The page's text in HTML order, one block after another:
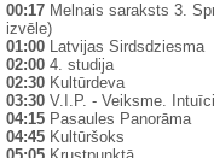
00:17Melnais saraksts 3.
izvēle)
01:00Latvijas Sirdsdziesma
02:004. studija
02:30Kultūrdeva
03:30V.I.P. - Veiksme.
04:15Pasaules Panorāma
04:45Kultūršoks